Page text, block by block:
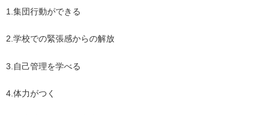
1.集団行動ができる
2.学校での緊張感からの解放
3.自己管理を学べる
4.体力がつく